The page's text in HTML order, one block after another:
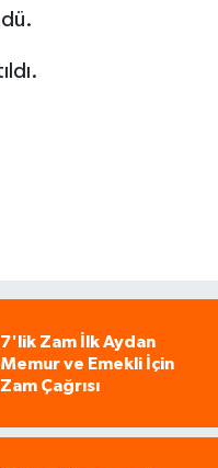
Zam İlk Aydan
ve Emekli İçin
Çağrısı